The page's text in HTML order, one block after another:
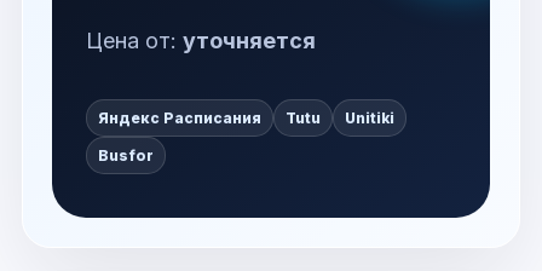
Цена от: уточняется
Яндекс Расписания Tutu Unitiki
Busfor